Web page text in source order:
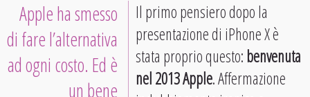
Apple ha smesso
di fare l’alternativa
ad ogni costo. Ed è
un bene
Il primo pensiero dopo la
presentazione di iPhone X è
stata proprio questo:benvenuta
nel 2013 Apple. Affermazione